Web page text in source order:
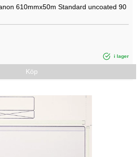
610mmx50m Standard uncoated 90
i lager
Köp